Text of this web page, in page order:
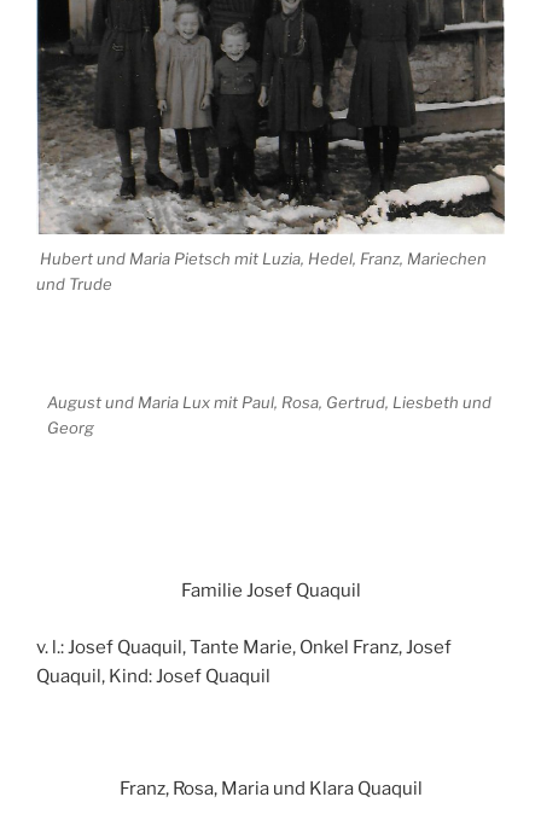
Hubert und Maria Pietsch mit Luzia, Hedel, Franz, Mariechen
und Trude
August und Maria Lux mit Paul, Rosa, Gertrud, Liesbeth und
Georg
Familie Josef Quaquil
v. l.: Josef Quaquil, Tante Marie, Onkel Franz, Josef
Quaquil, Kind: Josef Quaquil
Franz, Rosa, Maria und Klara Quaquil